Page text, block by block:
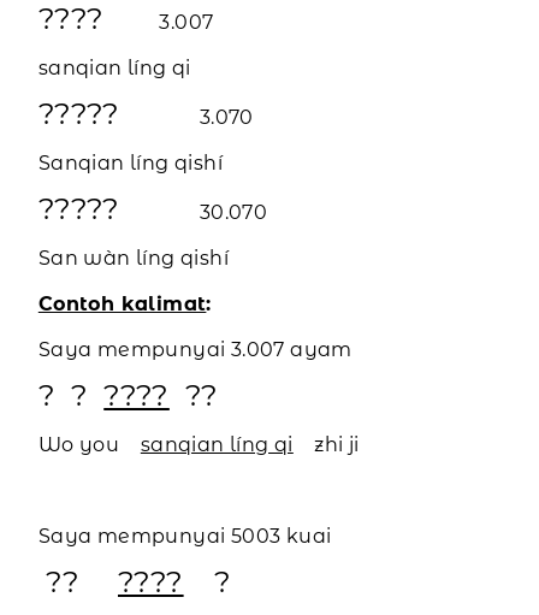
????
3.007
sanqian líng qi
?????
3.070
Sanqian líng qishí
?????
30.070
San wàn líng qishí
Contoh kalimat:
Saya mempunyai 3.007 ayam
? ? ???? ??
Wo you sanqian líng qi zhi ji
Saya mempunyai 5003 kuai
?? ???? ?